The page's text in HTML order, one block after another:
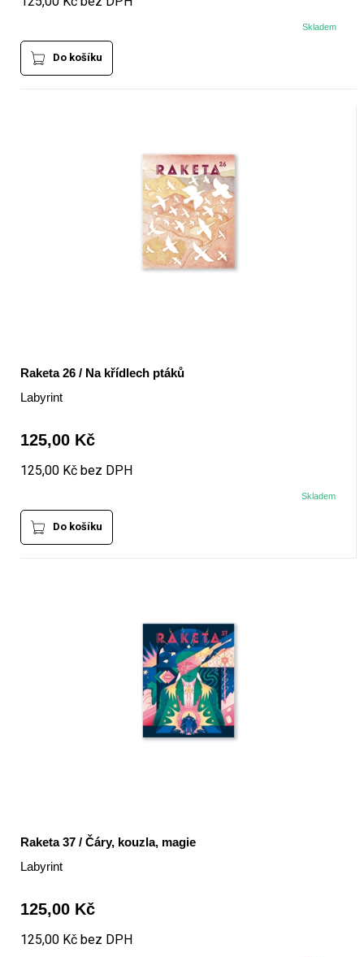
Skladem
Do košíku
Raketa 26 / Na křídlech ptáků
Labyrint
125,00 Kč
125,00 Kč bez DPH
Skladem
Do košíku
Raketa 37 / Čáry, kouzla, magie
Labyrint
125,00 Kč
125,00 Kč bez DPH